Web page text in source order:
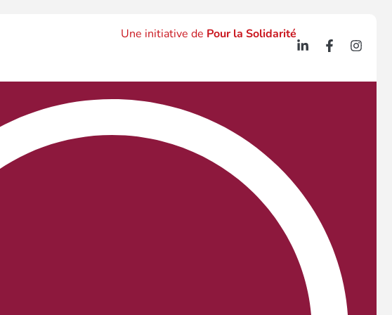
Une initiative de Pour la Solidarité